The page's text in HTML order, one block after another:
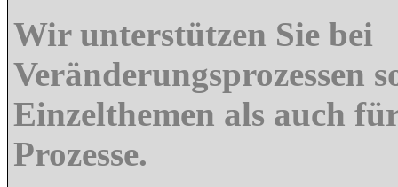
Wir unterstützen Sie bei
Veränderungsprozessen
Einzelthemen als auch
Prozesse.